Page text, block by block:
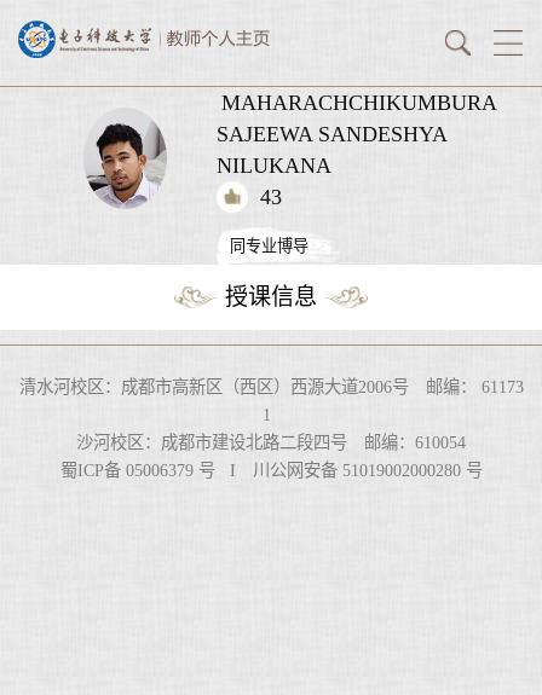
MAHARACHCHIKUMBURA
SAJEEWA SANDESHYA
NILUKANA
43
同专业博导
授课信息
清水河校区：成都市高新区（西区）西源大道2006号 邮编： 61173
1
沙河校区：成都市建设北路二段四号 邮编：610054
蜀ICP备 05006379 号 I 川公网安备 51019002000280 号